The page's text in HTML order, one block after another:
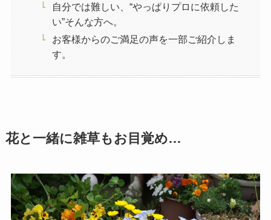
自分では難しい、“やっぱりプロに依頼した
い”そんな方へ。
お客様からのご満足の声を一部ご紹介しま
す。
花と一緒に雑草もお目覚め…